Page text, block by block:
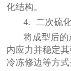
化结构。
4. 二次硫
将成型后
内应力并稳定
冷冻修边等方式